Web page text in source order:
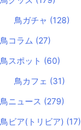
鳥ガチャ (128)
鳥コラム (27)
鳥スポット (60)
鳥カフェ (31)
鳥ニュース (279)
鳥ビア(トリビア) (17)